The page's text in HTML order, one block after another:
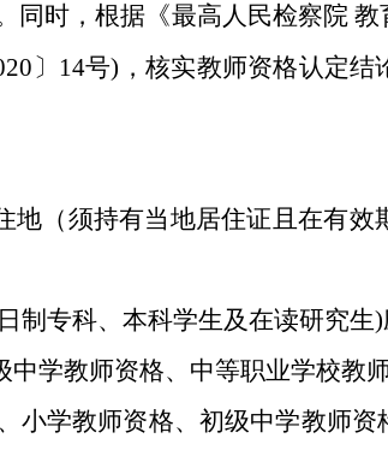
同时，根据《最高人民检察院 教
〕 14号) ， 核实教师资格认定结
地（须持有当地居住证且在有
制专科、本科学生及在读研究生)
学教师资格、中等职业学校教
小学教师资格、初级中学教师